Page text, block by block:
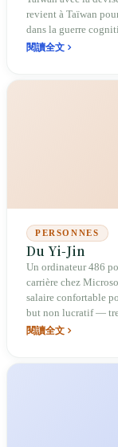
du droit
revient à Taïwan
dans la guerre
actualités d'autrui
閱讀全文
PERSONNES
Du Yi-Jin
Un ordinateur 486
carrière chez
salaire confortable
but non lucratif —
légendaire de PTT
閱讀全文